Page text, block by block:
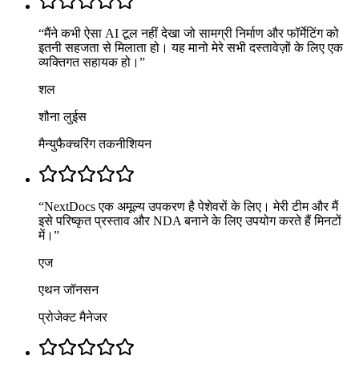
“मैंने कभी ऐसा AI टूल नहीं देखा जो सामग्री निर्माण और फॉर्मेटिंग को
इतनी सहजता से मिलाता हो। यह मानो मेरे सभी दस्तावेज़ों के लिए एक
व्यक्तिगत सहायक हो। ”
शल
शौना लुईस
मैन्युफैक्चरिंग तकनीशियन
“NextDocs एक अमूल्य उपकरण है पेशेवरों के लिए। मेरी टीम और मैं
इसे परिष्कृत प्रस्ताव और NDA बनाने के लिए उपयोग करते हैं मिनटों
में। ”
एज
एथन जॉनसन
प्रोजेक्ट मैनेजर